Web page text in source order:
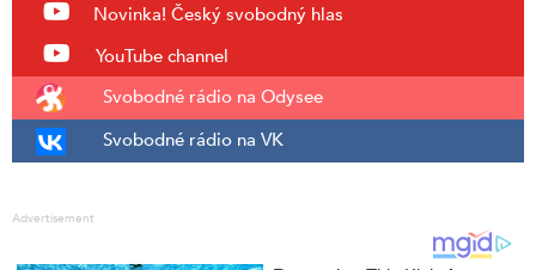
Novinka! Český svobodný hlas
YouTube channel
Svobodné rádio na Odysee
Svobodné rádio na VK
Advertisement